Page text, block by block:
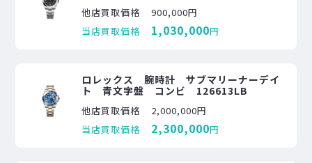
他店買取価格
900,000円
当店買取価格
1,030,000円
ロレックス 腕時計 サブマリーナーデイ
ト 青文字盤 コンビ 126613LB
他店買取価格
2,000,000円
当店買取価格
2,300,000円